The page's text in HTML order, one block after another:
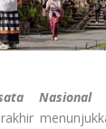
Nasional